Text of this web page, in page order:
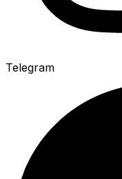
Telegram